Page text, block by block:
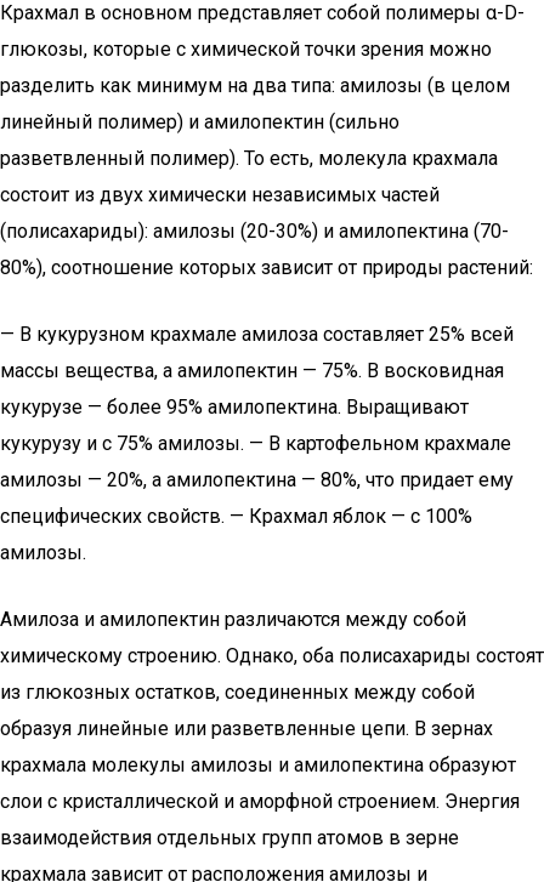
Крахмал в основном представляет собой полимеры α-D-
глюкозы, которые с химической точки зрения можно
разделить как минимум на два типа: амилозы (в целом
линейный полимер) и амилопектин (сильно
разветвленный полимер). То есть, молекула крахмала
состоит из двух химически независимых частей
(полисахариды): амилозы (20-30%) и амилопектина (70-
80%), соотношение которых зависит от природы растений:
— В кукурузном крахмале амилоза составляет 25% всей
массы вещества, а амилопектин — 75%. В восковидная
кукурузе — более 95% амилопектина. Выращивают
кукурузу и с 75% амилозы. — В картофельном крахмале
амилозы — 20%, а амилопектина — 80%, что придает ему
специфических свойств. — Крахмал яблок — с 100%
амилозы.
Амилоза и амилопектин различаются между собой
химическому строению. Однако, оба полисахариды состоят
из глюкозных остатков, соединенных между собой
образуя линейные или разветвленные цепи. В зернах
крахмала молекулы амилозы и амилопектина образуют
слои с кристаллической и аморфной строением. Энергия
взаимодействия отдельных групп атомов в зерне
крахмала зависит от расположения амилозы и